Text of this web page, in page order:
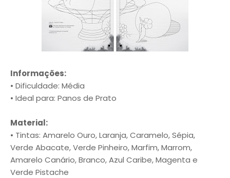
Informações:
• Dificuldade: Média
• Ideal para: Panos de Prato
Material:
• Tintas: Amarelo Ouro, Laranja, Caramelo, Sépia,
Verde Abacate, Verde Pinheiro, Marfim, Marrom,
Amarelo Canário, Branco, Azul Caribe, Magenta e
Verde Pistache